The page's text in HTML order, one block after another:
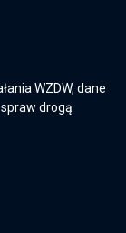
WZDW, dane
drogą